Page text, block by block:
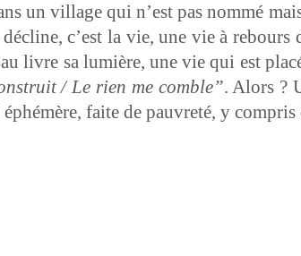
un vil­lage qui n’est pas nom­mé
c’est la vie, une vie à rebours
livre sa lumière, une vie qui est
/ Le rien me comble”. Alors ?
faite de pau­vreté, y